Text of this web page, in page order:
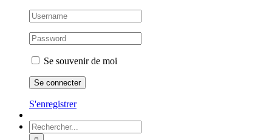
Se souvenir de moi
S'enregistrer
Rechercher: